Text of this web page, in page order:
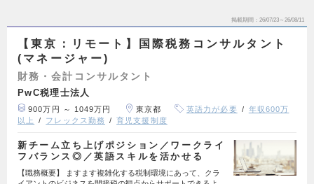
掲載期間 26/07/23～26/08/11
【東京：リモート】国際税務コンサルタント
(マネージャー)
財務・会計コンサルタント
PwC税理士法人
900万円 ～ 1049万円 東京都 英語力が必要
年収600万
以上
フレックス勤務 育児支援制度
新チーム立ち上げポジション／ワークライ
フバランス◎／英語スキルを活かせる
【職務概要】 ますます複雑化する税制環境にあって、クラ